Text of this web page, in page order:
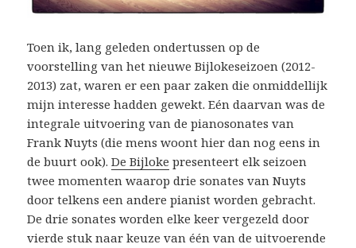
Toen ik, lang geleden ondertussen op de
voorstelling van het nieuwe Bijlokeseizoen (2012-
2013) zat, waren er een paar zaken die onmiddellijk
mijn interesse hadden gewekt. Eén daarvan was de
integrale uitvoering van de pianosonates van
Frank Nuyts (die mens woont hier dan nog eens in
de buurt ook).De Bijloke presenteert elk seizoen
twee momenten waarop drie sonates van Nuyts
door telkens een andere pianist worden gebracht.
De drie sonates worden elke keer vergezeld door
vierde stuk naar keuze van één van de uitvoerende